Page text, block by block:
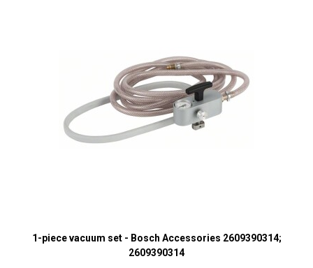
1-piece vacuum set - Bosch Accessories 2609390314;
2609390314